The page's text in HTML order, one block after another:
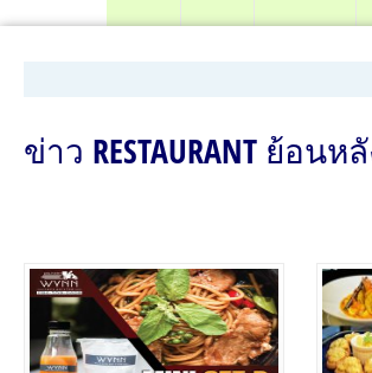
ข่าว RESTAURANT ย้อนห